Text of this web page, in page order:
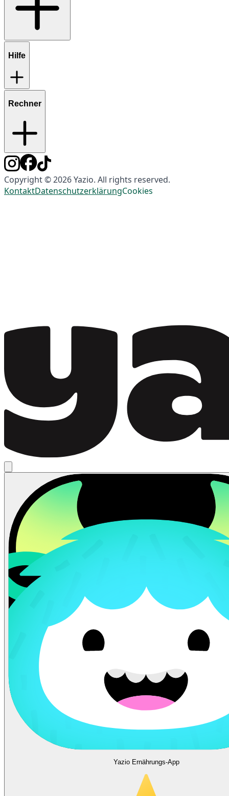
Hilfe
Rechner
Copyright © 2026 Yazio. All rights reserved.
KontaktDatenschutzerklärungCookies
Yazio Ernährungs-App